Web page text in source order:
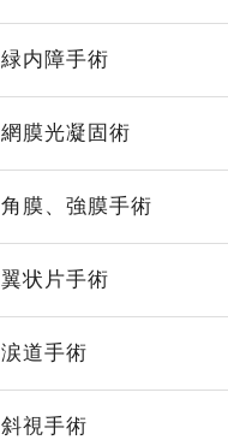
緑内障手術
網膜光凝固術
角膜、強膜手術
翼状片手術
涙道手術
斜視手術